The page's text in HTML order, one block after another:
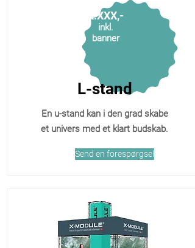
X.XXX,-
inkl.
banner
L-stand
En u-stand kan i den grad skabe
et univers med et klart budskab.
Send en forespørgsel